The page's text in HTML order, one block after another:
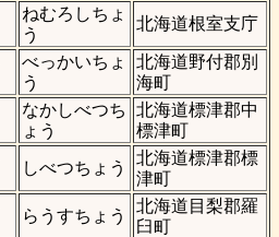
ねむろしちょ
う
北海道根室支庁
べっかいちょ
う
北海道野付郡別
海町
なかしべつち
ょう
北海道標津郡中
標津町
しべつちょう
北海道標津郡標
津町
らうすちょう
北海道目梨郡羅
臼町